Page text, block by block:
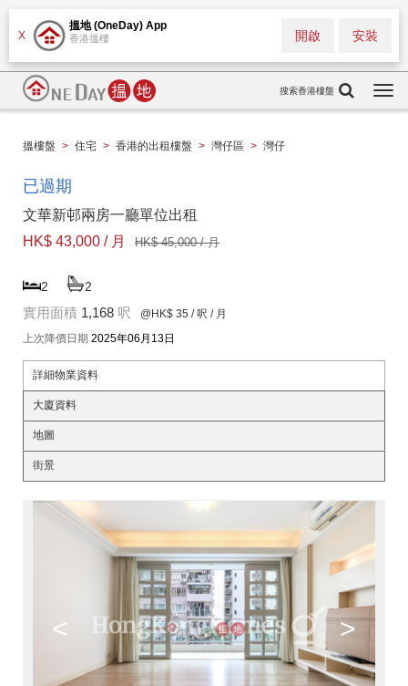
X
搵地 (OneDay) App
香港搵樓 安裝
開啟
搜索香港樓盤
搵樓盤 > 住宅 > 香港的出租樓盤 > 灣仔區 > 灣仔
已過期
文華新邨兩房一廳單位出租
HK$ 43,000 / 月
HK$ 45,000 / 月
2 2
實用面積 1,168 呎 @HK$ 35 / 呎 / 月
上次降價日期 2025年06月13日
詳細物業資料
大廈資料
地圖
街景
< >